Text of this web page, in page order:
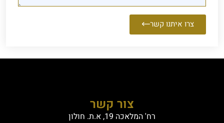
צרו איתנו קשר
צור קשר
רח' המלאכה 19, א.ת. חולון